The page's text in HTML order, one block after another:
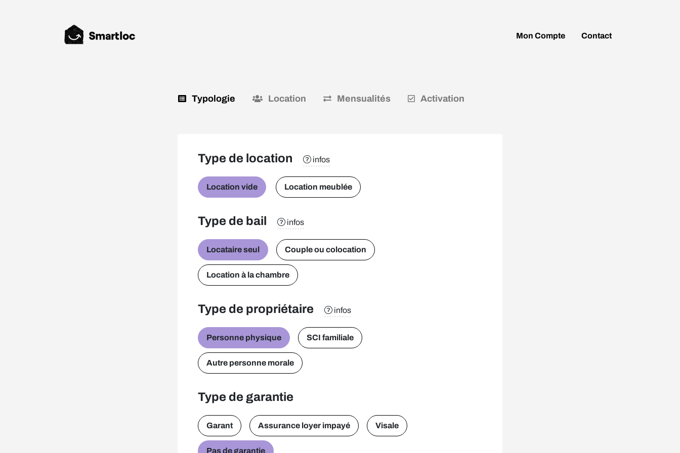
Mon Compte Contact
Typologie Location Mensualités Activation
Type de location infos
Location vide Location meublée
Type de bail infos
Locataire seul Couple ou colocation
Location à la chambre
Type de propriétaire infos
Personne physique SCI familiale
Autre personne morale
Type de garantie
Garant Assurance loyer impayé Visale
Pas de garantie